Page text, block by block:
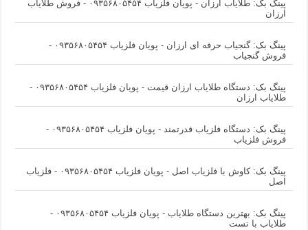
پینگ بک:
طلایاب ارزان - پویان فلزیاب ۰۹۳۵۶۸۰۵۴۵۴ - فروش طلایاب
ارزان
پینگ بک:
گنجیاب حرفه ای ارزان - پویان فلزیاب ۰۹۳۵۶۸۰۵۴۵۴ -
فروش گنجیاب
پینگ بک:
دستگاه طلایاب ارزان قیمت - پویان فلزیاب ۰۹۳۵۶۸۰۵۴۵۴ -
طلایاب ارزان
پینگ بک:
دستگاه فلزیاب قدرتمند - پویان فلزیاب ۰۹۳۵۶۸۰۵۴۵۴ -
فروش فلزیاب
پینگ بک:
کاوش با فلزیاب اصل - پویان فلزیاب ۰۹۳۵۶۸۰۵۴۵۴ - فلزیاب
اصل
پینگ بک:
بهترین دستگاه طلایاب - پویان فلزیاب ۰۹۳۵۶۸۰۵۴۵۴ -
طلایاب با تست